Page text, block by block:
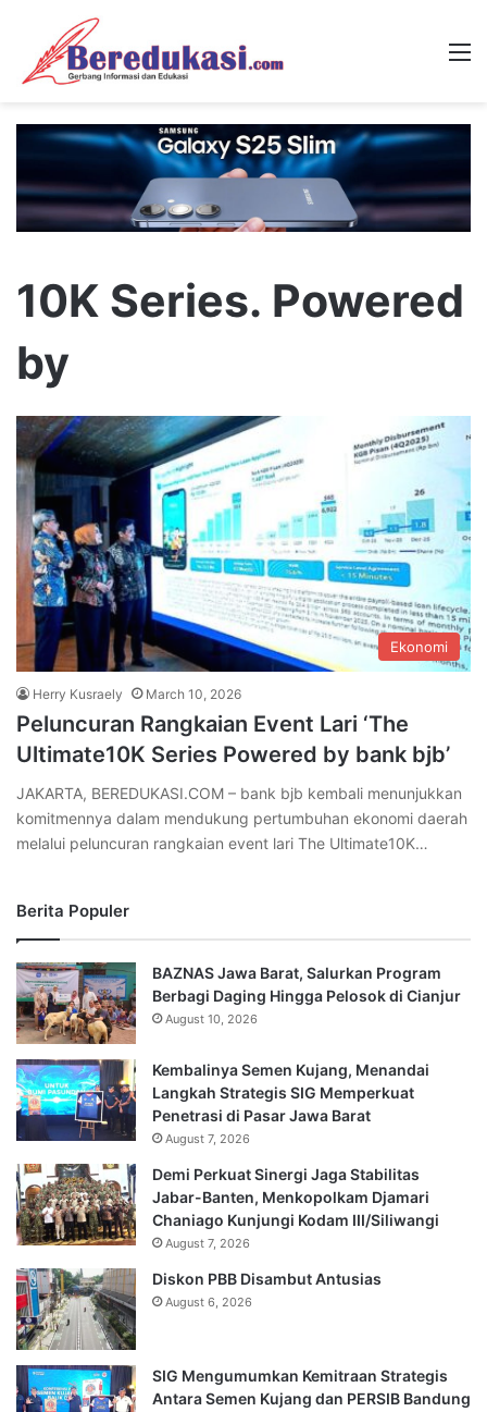
10K Series. Powered
by
Ekonomi
Herry Kusraely March 10, 2026
Peluncuran Rangkaian Event Lari ‘The
Ultimate10K Series Powered by bank bjb’
JAKARTA, BEREDUKASI.COM – bank bjb kembali menunjukkan
komitmennya dalam mendukung pertumbuhan ekonomi daerah
melalui peluncuran rangkaian event lari The Ultimate10K…
Berita Populer
BAZNAS Jawa Barat, Salurkan Program
Berbagi Daging Hingga Pelosok di Cianjur
August 10, 2026
Kembalinya Semen Kujang, Menandai
Langkah Strategis SIG Memperkuat
Penetrasi di Pasar Jawa Barat
August 7, 2026
Demi Perkuat Sinergi Jaga Stabilitas
Jabar-Banten, Menkopolkam Djamari
Chaniago Kunjungi Kodam III/Siliwangi
August 7, 2026
Diskon PBB Disambut Antusias
August 6, 2026
SIG Mengumumkan Kemitraan Strategis
Antara Semen Kujang dan PERSIB Bandung